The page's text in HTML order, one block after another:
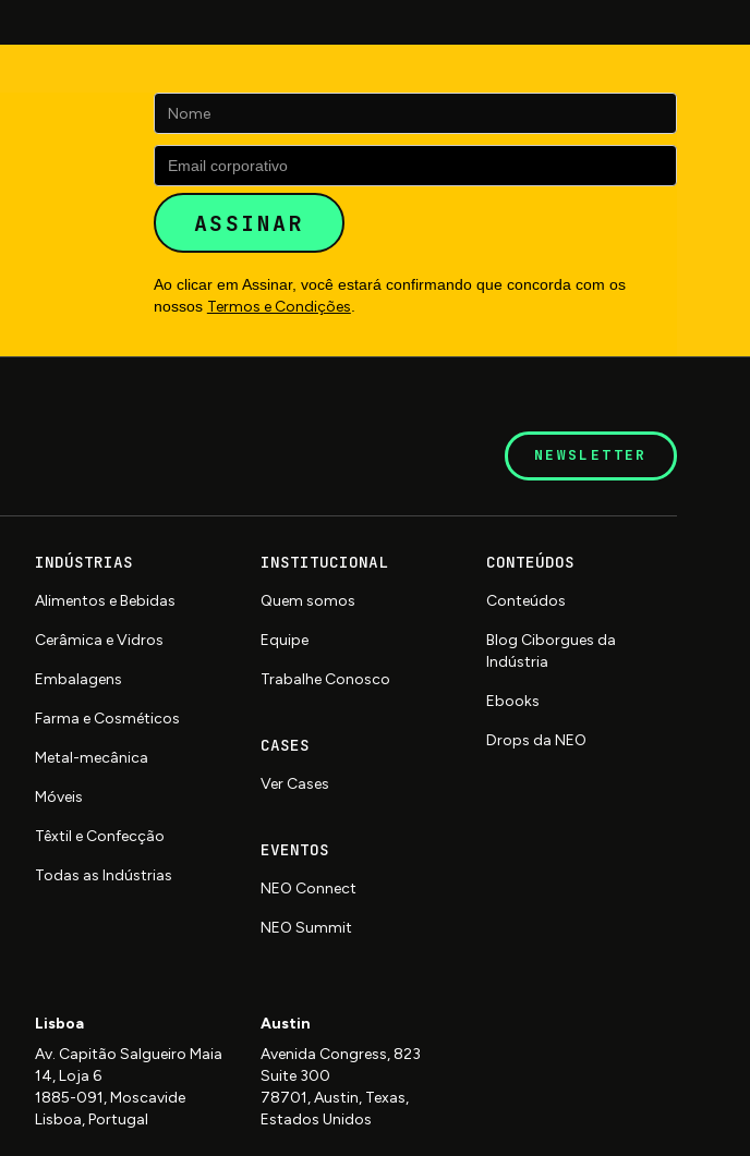
Ao clicar em Assinar, você estará confirmando que concorda com os
nossos Termos e Condições
NEWSLETTER
INDÚSTRIAS
Alimentos e Bebidas
Cerâmica e Vidros
Embalagens
Farma e Cosméticos
Metal-mecânica
Móveis
Têxtil e Confecção
Todas as Indústrias
INSTITUCIONAL
Quem somos
Equipe
Trabalhe Conosco
CASES
Ver Cases
EVENTOS
NEO Connect
NEO Summit
CONTEÚDOS
Conteúdos
Blog Ciborgues da
Indústria
Ebooks
Drops da NEO
Lisboa
Av. Capitão Salgueiro Maia
14, Loja 6
1885-091, Moscavide
Lisboa, Portugal
Austin
Avenida Congress, 823
Suite 300
78701, Austin, Texas,
Estados Unidos